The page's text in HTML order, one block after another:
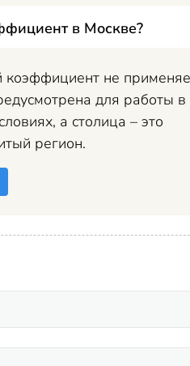
в Москве?
не
для работы в
а столица – это
регион.